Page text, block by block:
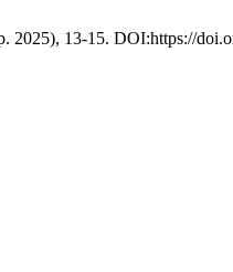
2025), 13-15. DOI:https://